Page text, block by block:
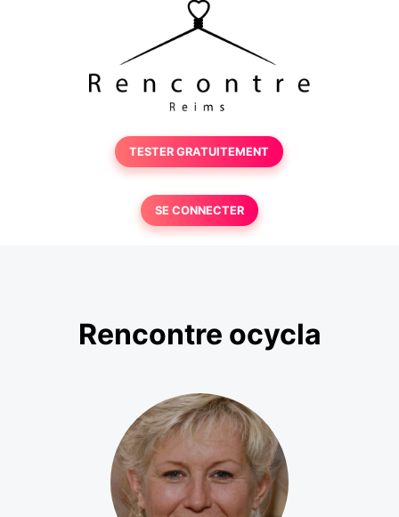
TESTER GRATUITEMENT
SE CONNECTER
Rencontre ocycla